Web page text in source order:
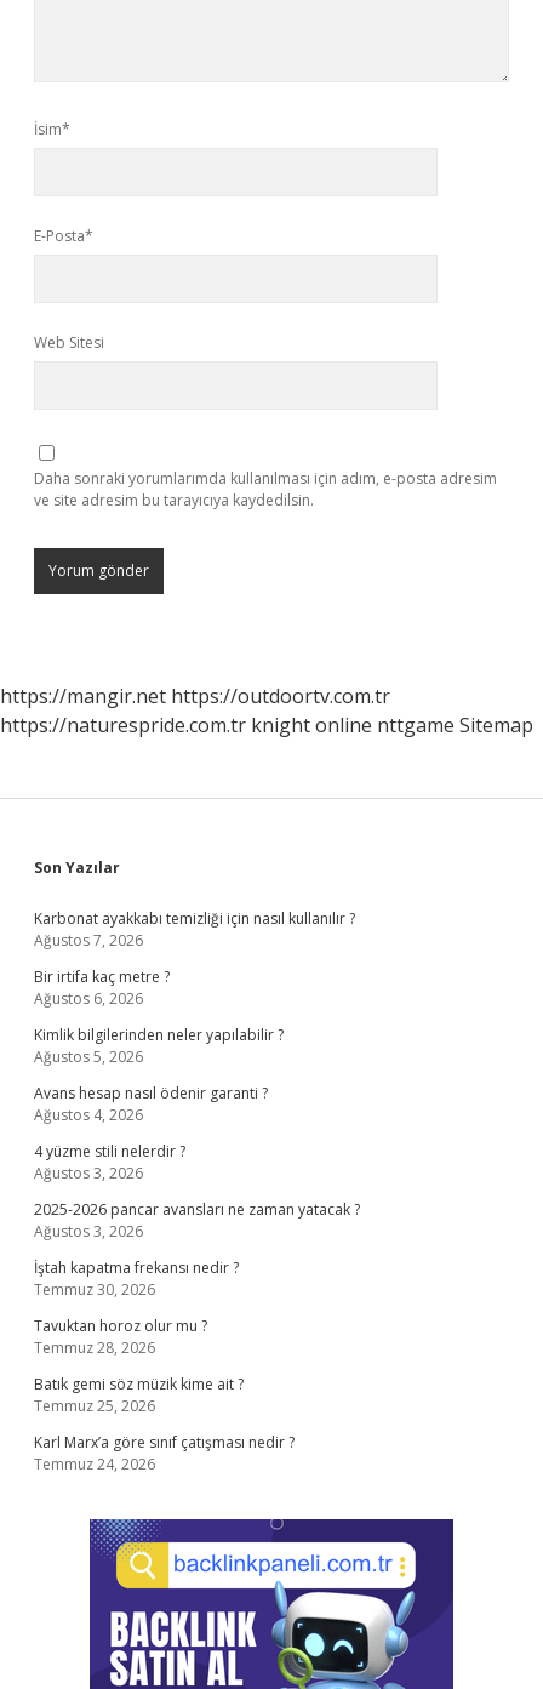
İsim*
E-Posta*
Web Sitesi
Daha sonraki yorumlarımda kullanılması için adım, e-posta adresim
ve site adresim bu tarayıcıya kaydedilsin.
https://mangir.net https://outdoortv.com.tr
https://naturespride.com.tr knight online nttgame Sitemap
Sidebar
Son Yazılar
Karbonat ayakkabı temizliği için nasıl kullanılır ?
Ağustos 7, 2026
Bir irtifa kaç metre ?
Ağustos 6, 2026
Kimlik bilgilerinden neler yapılabilir ?
Ağustos 5, 2026
Avans hesap nasıl ödenir garanti ?
Ağustos 4, 2026
4 yüzme stili nelerdir ?
Ağustos 3, 2026
2025-2026 pancar avansları ne zaman yatacak ?
Ağustos 3, 2026
İştah kapatma frekansı nedir ?
Temmuz 30, 2026
Tavuktan horoz olur mu ?
Temmuz 28, 2026
Batık gemi söz müzik kime ait ?
Temmuz 25, 2026
Karl Marx’a göre sınıf çatışması nedir ?
Temmuz 24, 2026